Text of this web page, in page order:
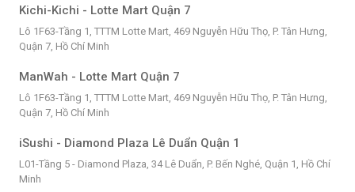
Kichi-Kichi - Lotte Mart Quận 7
Lô 1F63-Tầng 1, TTTM Lotte Mart, 469 Nguyễn Hữu Thọ, P. Tân Hưng,
Quận 7, Hồ Chí Minh
ManWah - Lotte Mart Quận 7
Lô 1F63-Tầng 1, TTTM Lotte Mart, 469 Nguyễn Hữu Thọ, P. Tân Hưng,
Quận 7, Hồ Chí Minh
iSushi - Diamond Plaza Lê Duẩn Quận 1
L01-Tầng 5 - Diamond Plaza, 34 Lê Duẩn, P. Bến Nghé, Quận 1, Hồ Chí
Minh